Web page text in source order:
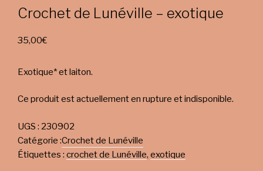
Crochet de Lunéville – exotique
35,00€
Exotique* et laiton.
Ce produit est actuellement en rupture et indisponible.
UGS : 230902
Catégorie :Crochet de Lunéville
Étiquettes : crochet de Lunéville, exotique